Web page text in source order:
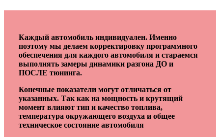
Каждый автомобиль индивидуален. Именно
поэтому мы делаем корректировку программного
обеспечения для каждого автомобиля и стараемся
выполнять замеры динамики разгона ДО и
ПОСЛЕ тюнинга.
Конечные показатели могут отличаться от
указанных. Так как на мощность и крутящий
момент влияют тип и качество топлива,
температура окружающего воздуха и общее
техническое состояние автомобиля